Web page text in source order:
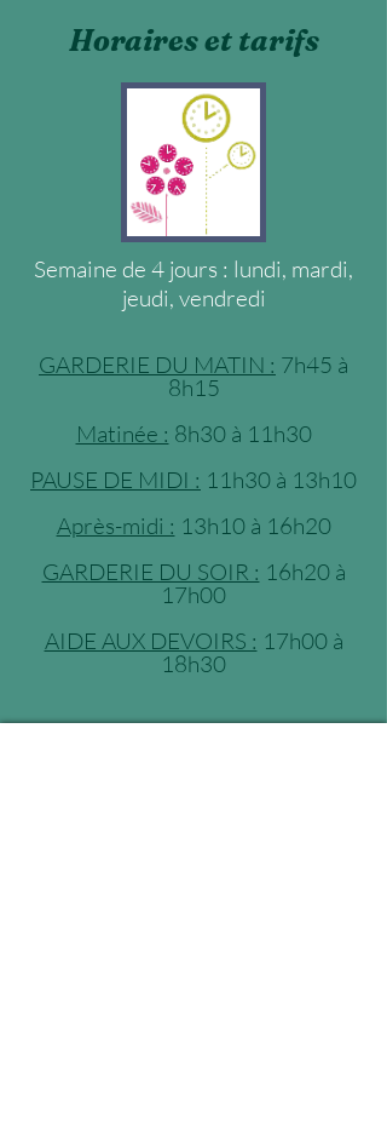
Horaires et tarifs
Semaine de 4 jours : lundi, mardi,
jeudi, vendredi
GARDERIE DU MATIN : 7h45 à
8h15
Matinée : 8h30 à 11h30
PAUSE DE MIDI : 11h30 à 13h10
Après-midi : 13h10 à 16h20
GARDERIE DU SOIR : 16h20 à
17h00
AIDE AUX DEVOIRS : 17h00 à
18h30